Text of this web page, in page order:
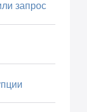
запрос